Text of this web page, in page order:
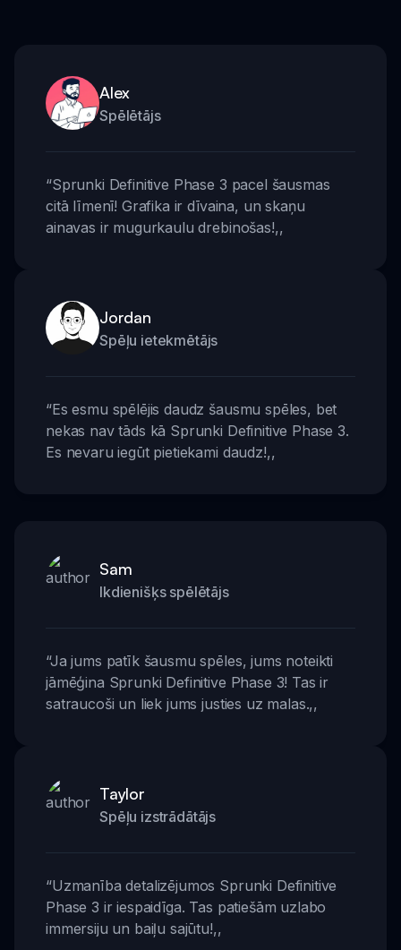
Alex
Spēlētājs
“Sprunki Definitive Phase 3 pacel šausmas
citā līmenī! Grafika ir dīvaina, un skaņu
ainavas ir mugurkaulu drebinošas!,,
Jordan
Spēļu ietekmētājs
“Es esmu spēlējis daudz šausmu spēles, bet
nekas nav tāds kā Sprunki Definitive Phase 3.
Es nevaru iegūt pietiekami daudz!,,
Sam
Ikdienišķs spēlētājs
“Ja jums patīk šausmu spēles, jums noteikti
jāmēģina Sprunki Definitive Phase 3! Tas ir
satraucoši un liek jums justies uz malas.,,
Taylor
Spēļu izstrādātājs
“Uzmanība detalizējumos Sprunki Definitive
Phase 3 ir iespaidīga. Tas patiešām uzlabo
immersiju un baiļu sajūtu!,,